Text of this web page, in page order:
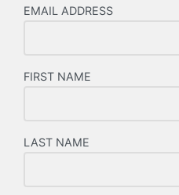
EMAIL ADDRESS
FIRST NAME
LAST NAME